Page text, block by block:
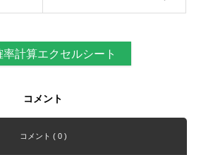
率計算エクセルシート
コメント
コメント ( 0 )